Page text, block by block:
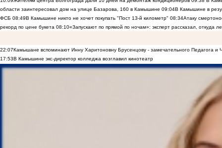
области заинтересовал дом на улице Базарова, 160 в Камышине 09:04В Камышине в
ФСБ 08:49В Камышине никто не хочет покупать "Пост 13-й километр" 08:34Атаку
рекорд по цене букета 08:10«Запускают по прямой по ночам»: эксперт рассказал, откуда
22:07Камышане вспоминают Инну Харитоновну Брусенцову - замечательного Педагога и
17:53В Камышине экс-директор колледжа возглавил кинотеатр